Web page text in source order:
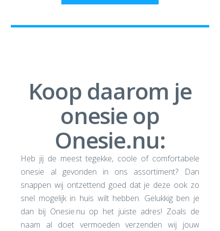
Koop daarom je
onesie op
Onesie.nu:
Heb jij de meest tegekke, coole of comfortabele
onesie al gevonden in ons assortiment? Dan
snappen wij ontzettend goed dat je deze ook zo
snel mogelijk in huis wilt hebben. Gelukkig ben je
dan bij Onesie.nu op het juiste adres! Zoals de
naam al doet vermoeden verzenden wij jouw